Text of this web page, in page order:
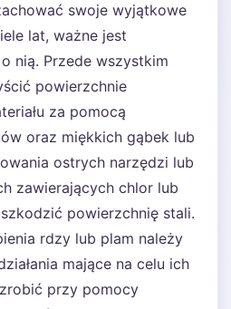
swoje wyjątkowe
lat, ważne jest
nią. Przede wszystkim
powierzchnie
za pomocą
oraz miękkich gąbek lub
ostrych narzędzi lub
zawierających chlor lub
powierzchnię stali.
rdzy lub plam należy
mające na celu ich
przy pomocy